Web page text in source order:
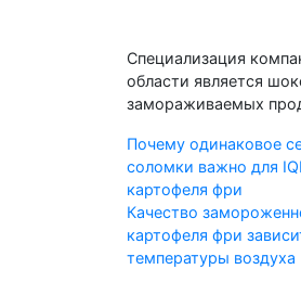
Специализация
области является
замораживаемых
Почему одинаковое
соломки важно для
картофеля фри
Качество
картофеля фри
температуры воздуха